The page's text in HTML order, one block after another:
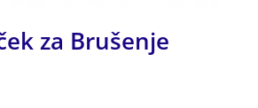
za Brušenje